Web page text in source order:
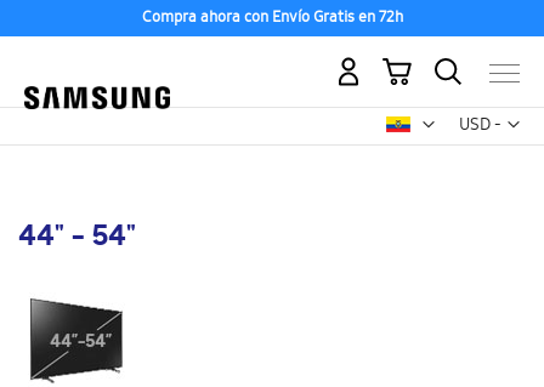
Compra ahora con Envío Gratis en 72h
USD -
dólar
Mi carrito
44" - 54"